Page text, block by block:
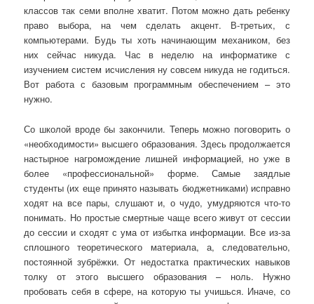
классов так семи вполне хватит. Потом можно дать ребенку
право выбора, на чем сделать акцент. В-третьих, с
компьютерами. Будь ты хоть начинающим механиком, без
них сейчас никуда. Час в неделю на информатике с
изучением систем исчисления ну совсем никуда не годиться.
Вот работа с базовым программным обеспечением – это
нужно.
Со школой вроде бы закончили. Теперь можно поговорить о
«необходимости» высшего образования. Здесь продолжается
настырное нагромождение лишней информацией, но уже в
более «профессиональной» форме. Самые заядлые
студенты (их еще принято называть бюджетниками) исправно
ходят на все пары, слушают и, о чудо, умудряются что-то
понимать. Но простые смертные чаще всего живут от сессии
до сессии и сходят с ума от избытка информации. Все из-за
сплошного теоретического материала, а, следовательно,
постоянной зубрёжки. От недостатка практических навыков
толку от этого высшего образования – ноль. Нужно
пробовать себя в сфере, на которую ты учишься. Иначе, со